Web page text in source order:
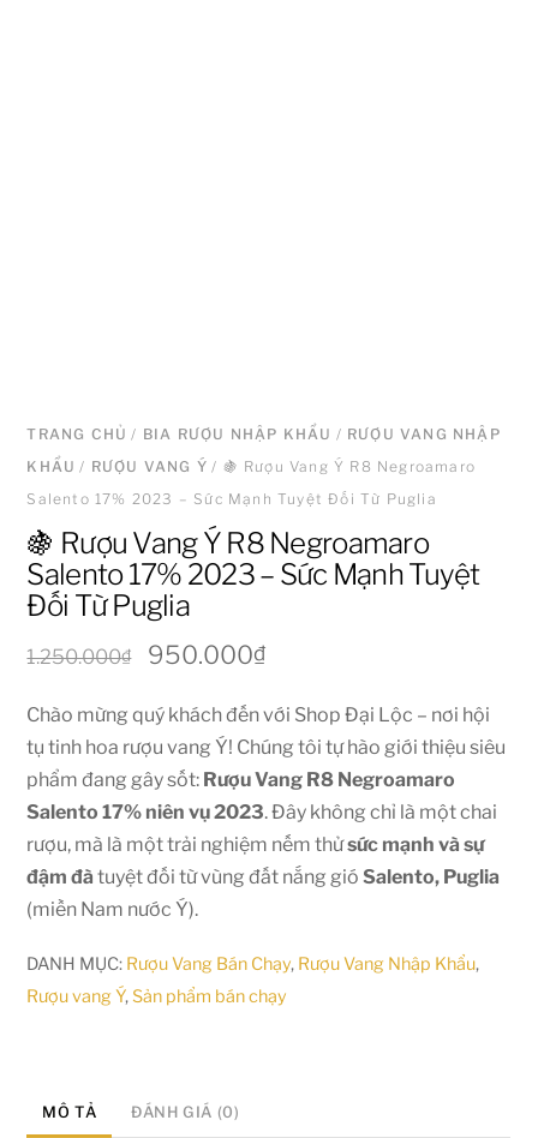
TRANG CHỦ / BIA RƯỢU NHẬP KHẨU / RƯỢU VANG NHẬP
KHẨU / RƯỢU VANG Ý / 🍇 Rượu Vang Ý R8 Negroamaro
Salento 17% 2023 – Sức Mạnh Tuyệt Đối Từ Puglia
🍇 Rượu Vang Ý R8 Negroamaro
Salento 17% 2023 – Sức Mạnh Tuyệt
Đối Từ Puglia
1.250.000₫
Giá
là:
1.250.000₫.
950.000₫Giá
tại
là:
950.000₫.
Chào mừng quý khách đến với Shop Đại Lộc – nơi hội
tụ tinh hoa rượu vang Ý! Chúng tôi tự hào giới thiệu siêu
phẩm đang gây sốt: Rượu Vang R8 Negroamaro
Salento 17% niên vụ 2023. Đây không chỉ là một chai
rượu, mà là một trải nghiệm nếm thửsức mạnh và sự
đậm đà tuyệt đối từ vùng đất nắng gióSalento, Puglia
(miền Nam nước Ý).
DANH MỤC: Rượu Vang Bán Chạy, Rượu Vang Nhập Khẩu,
Rượu vang Ý,Sản phẩm bán chạy
MÔ TẢ ĐÁNH GIÁ (0)